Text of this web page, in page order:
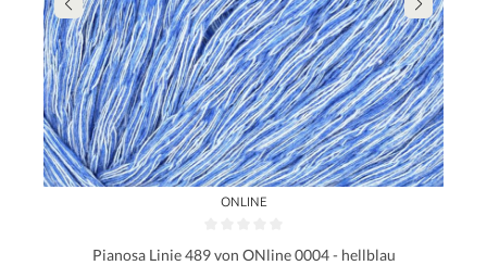
ONLINE
Pianosa Linie 489 von ONline 0004 - hellblau